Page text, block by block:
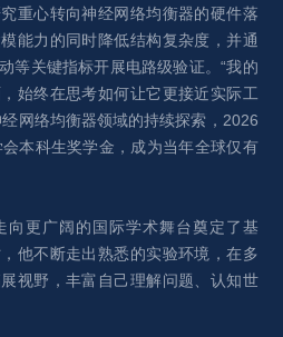
重心转向神经网络均衡器的硬件落
能力的同时降低结构复杂度，并通
等关键指标开展电路级验证。“我的
始终在思考如何让它更接近实际工
网络均衡器领域的持续探索，2026
本科生奖学金，成为当年全球仅有
向更广阔的国际学术舞台奠定了基
他不断走出熟悉的实验环境，在多
视野，丰富自己理解问题、认知世